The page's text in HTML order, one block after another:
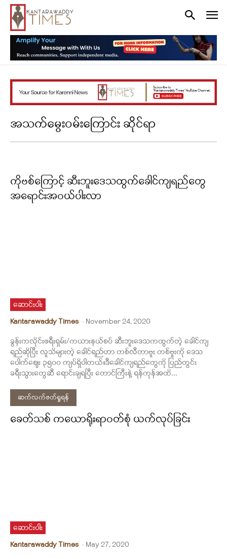
အသက်မွေးဝမ်းကြောင်း ဆိုင်ရာ
ကိုဗစ်ကြောင့် ဆီးဘူးဒေသထွက်ခေါင်ကျရည်တွေ
အရောင်းအဝယ်ပါးလာ
ဆောင်းပါး
Kantarawaddy Times - November 24, 2020
ခွန်းကလိုင်းဖရီးရှမ်း/ကယားနယ်စပ် ဆီးဘူးဒေသကထွက်တဲ့ ခေါင်ကျ
ရည်ဆိုပြီး လူသိများတဲ့ ခေါင်ရည်ဟာ တစ်လီတာဗူး တစ်ဗူးကို ဒေသ
ပေါက်ဈေး ၃၅၀၀ ကျပ်ရှိပါတယ်။ဒီခေါင်ကျရည်တွေကို ပြည်တွင်း
ခရီးသွားတွေဆီ ရောင်းချရပြီး တောင်ကြီးနဲ့ ရန်ကုန်အထိ...
ဆက်လက်ဖတ်ရှုရန်
ခေတ်သစ် ကယောရိုးရာဝတ်စုံ ယက်လုပ်ခြင်း
ဆောင်းပါး
Kantarawaddy Times - May 27, 2020